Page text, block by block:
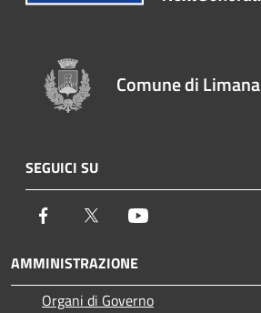
Comune di Limana
SEGUICI SU
Facebook Twitter
AMMINISTRAZIONE
Organi di Governo